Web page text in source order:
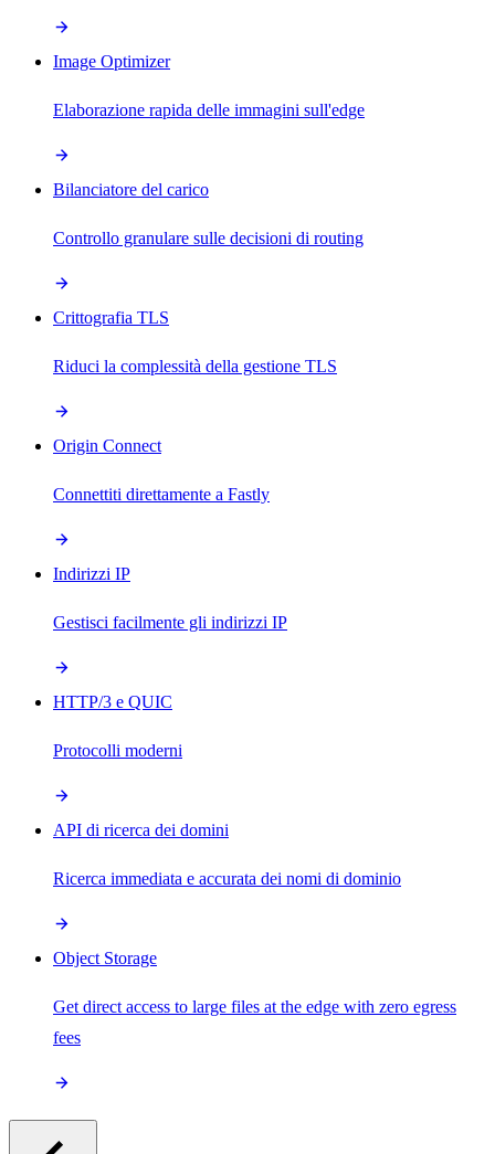
Image Optimizer
Elaborazione rapida delle immagini sull'edge
Bilanciatore del carico
Controllo granulare sulle decisioni di routing
Crittografia TLS
Riduci la complessità della gestione TLS
Origin Connect
Connettiti direttamente a Fastly
Indirizzi IP
Gestisci facilmente gli indirizzi IP
HTTP/3 e QUIC
Protocolli moderni
API di ricerca dei domini
Ricerca immediata e accurata dei nomi di dominio
Object Storage
Get direct access to large files at the edge with zero egress
fees